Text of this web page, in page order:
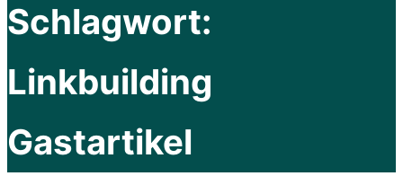
Schlagwort:
Linkbuilding
Gastartikel